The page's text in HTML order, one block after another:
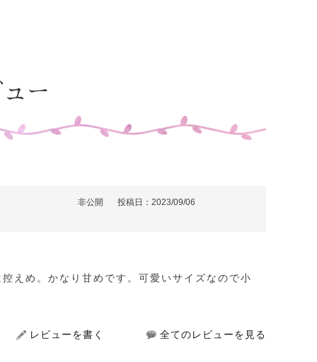
ー
非公開 投稿日 2023/09/06
えめ。かなり甘めです。可愛いサイズなので小
レビューを書く 全てのレビューを見る